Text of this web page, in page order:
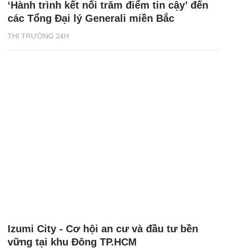
THỊ TRƯỜNG 24H
‘Hành trình kết nối trăm điểm tin cậy’ đến
các Tổng Đại lý Generali miền Bắc
Izumi City - Cơ hội an cư và đầu tư bền
vững tại khu Đông TP.HCM